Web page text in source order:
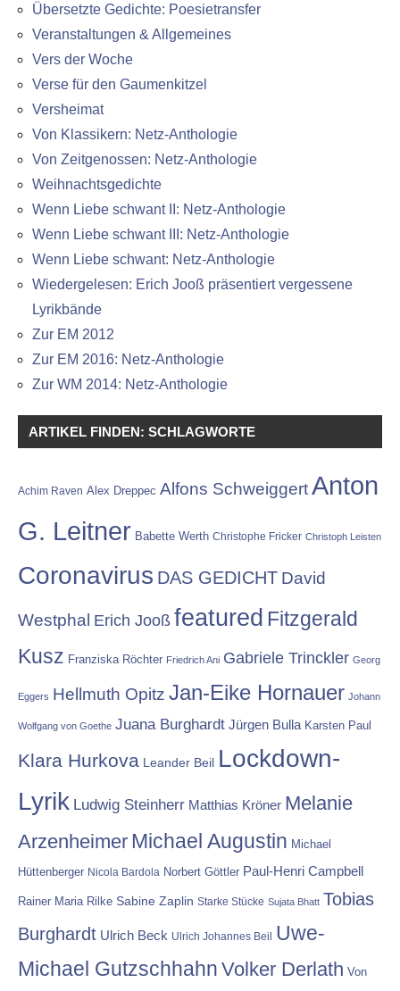
Übersetzte Gedichte: Poesietransfer
Veranstaltungen & Allgemeines
Vers der Woche
Verse für den Gaumenkitzel
Versheimat
Von Klassikern: Netz-Anthologie
Von Zeitgenossen: Netz-Anthologie
Weihnachtsgedichte
Wenn Liebe schwant II: Netz-Anthologie
Wenn Liebe schwant III: Netz-Anthologie
Wenn Liebe schwant: Netz-Anthologie
Wiedergelesen: Erich Jooß präsentiert vergessene
Lyrikbände
Zur EM 2012
Zur EM 2016: Netz-Anthologie
Zur WM 2014: Netz-Anthologie
ARTIKEL FINDEN: SCHLAGWORTE
Achim Raven Alex Dreppec Alfons SchweiggertAnton
G. Leitner Babette Werth Christophe Fricker Christoph Leisten
Coronavirus DAS GEDICHT David
Westphal Erich Jooß featured Fitzgerald
Kusz Franziska Röchter Friedrich Ani Gabriele Trinckler Georg
Eggers Hellmuth Opitz Jan-Eike Hornauer Johann
Wolfgang von Goethe Juana Burghardt Jürgen Bulla Karsten Paul
Klara Hurkova Leander Beil Lockdown-
Lyrik Ludwig Steinherr Matthias Kröner Melanie
Arzenheimer Michael Augustin Michael
Hüttenberger Nicola Bardola Norbert Göttler Paul-Henri Campbell
Rainer Maria Rilke Sabine Zaplin Starke Stücke Sujata Bhatt Tobias
Burghardt Ulrich Beck Ulrich Johannes Beil Uwe-
Michael Gutzschhahn Volker Derlath Von